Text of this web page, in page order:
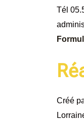
Tél
Créé